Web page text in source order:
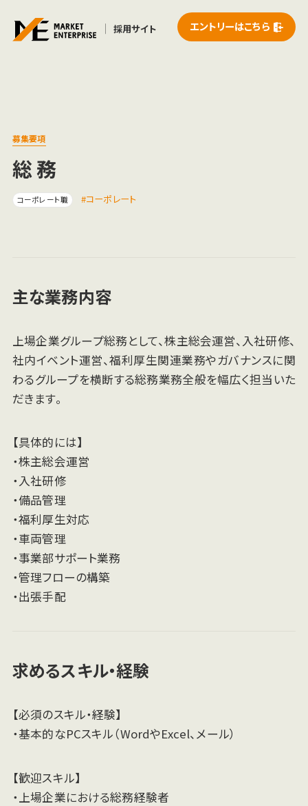
採用サイト エントリーはこちら
募集要項
総務
コーポレート職 コーポレート
主な業務内容
上場企業グループ総務として、株主総会運営、入社研修、
社内イベント運営、福利厚生関連業務やガバナンスに関
わるグループを横断する総務業務全般を幅広く担当いた
だきます。
【具体的には】
・株主総会運営
・入社研修
・備品管理
・福利厚生対応
・車両管理
・事業部サポート業務
・管理フローの構築
・出張手配
求めるスキル・経験
【必須のスキル・経験】
・基本的なPCスキル（WordやExcel、メール）
【歓迎スキル】
・上場企業における総務経験者